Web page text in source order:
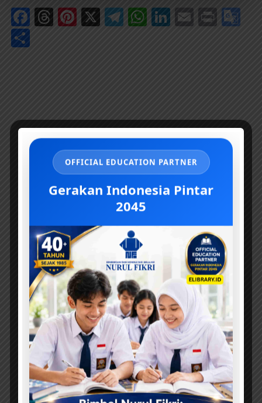
Facebook
Threads
Pinterest
X Telegram
WhatsApp
LinkedIn
Email
Print
OFFICIAL EDUCATION PARTNER
Gerakan Indonesia Pintar
2045